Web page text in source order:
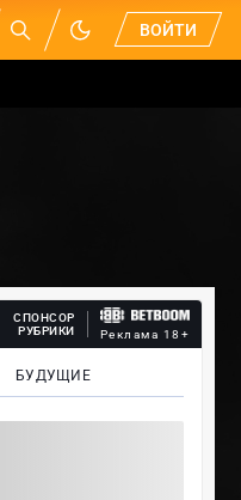
ВОЙТИ
СПОНСОР
РУБРИКИ
Реклама 18+
БУДУЩИЕ